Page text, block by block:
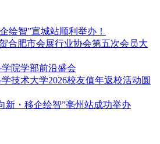
绘智”宣城站顺利举办！
合肥市会展行业协会第五次会员大
院学部前沿盛会
技术大学2026校友值年返校活动圆
新・移企绘智”亳州站成功举办